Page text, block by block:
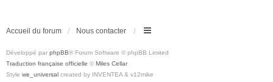
Accueil du forum Nous contacter
Développé par phpBB® Forum Software © phpBB Limited
Traduction française officielle © Miles Cellar
Style we_universal created by INVENTEA & v12mike